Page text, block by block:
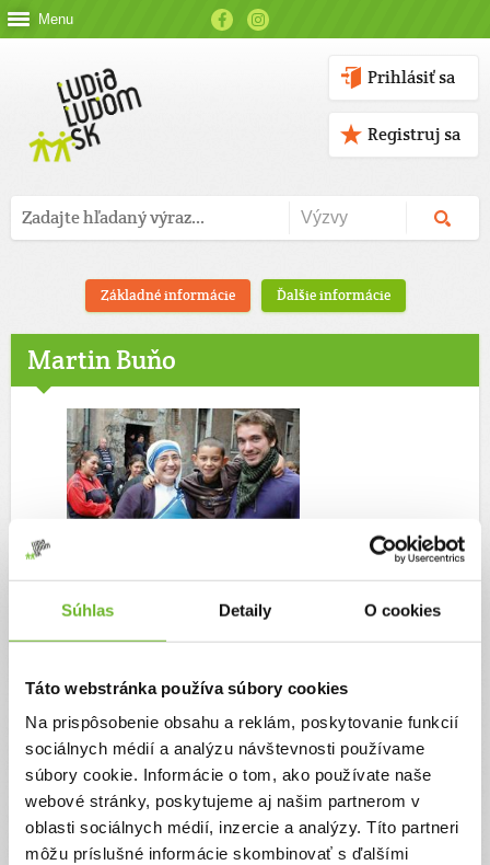
Súhlas Detaily O cookies
Táto webstránka používa súbory cookies
Na prispôsobenie obsahu a reklám, poskytovanie funkcií
sociálnych médií a analýzu návštevnosti používame
súbory cookie. Informácie o tom, ako používate naše
webové stránky, poskytujeme aj našim partnerom v
oblasti sociálnych médií, inzercie a analýzy. Títo partneri
môžu príslušné informácie skombinovať s ďalšími
Menu
Prihlásiť sa
Registruj sa
Základné informácie Ďalšie informácie
Martin Buňo
Martin Buňo
Moje výzvy(2)